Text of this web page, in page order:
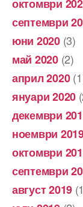
октомври
септември
юни 2020(3)
май 2020(2)
април 2020
януари 2020
декември
ноември
октомври
септември
август 2019